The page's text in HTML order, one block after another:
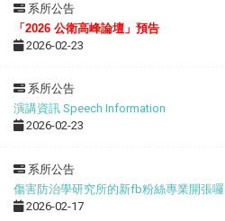
系所公告
「2026 公衛高峰論壇」預告
2026-02-23
系所公告
演講資訊 Speech Information
2026-02-23
系所公告
傷害防治學研究所的新fb粉絲專業開張囉
2026-02-17